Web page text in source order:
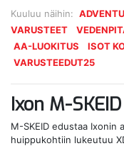
Kuuluu näihin:
VARUSTEET
AA-LUOKITUS
ISOT
VARUSTEEDUT25
Ixon M-
M-SKEID edustaa
huippukohtiin lukeutuu